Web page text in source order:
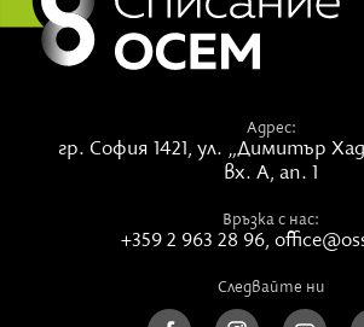
Гледай участието на Богомила в
Списание 8
Групи и индивидуални сесии с
Индивидуални сесии Таро и
музика
Ако имате нужда от повече яснота
Адрес:
гр. София 1421, ул. „Димитър
вх. А, ап. 1
Връзка с нас:
+359 2 963 28 96,
Следвайте ни